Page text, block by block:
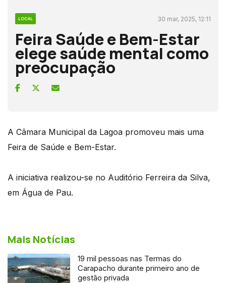
LOCAL 30 mar, 2025, 12:11
Feira Saúde e Bem-Estar
elege saúde mental como
preocupação
A Câmara Municipal da Lagoa promoveu mais uma
Feira de Saúde e Bem-Estar.
A iniciativa realizou-se no Auditório Ferreira da Silva,
em Água de Pau.
Mais Notícias
19 mil pessoas nas Termas do
Carapacho durante primeiro ano de
gestão privada